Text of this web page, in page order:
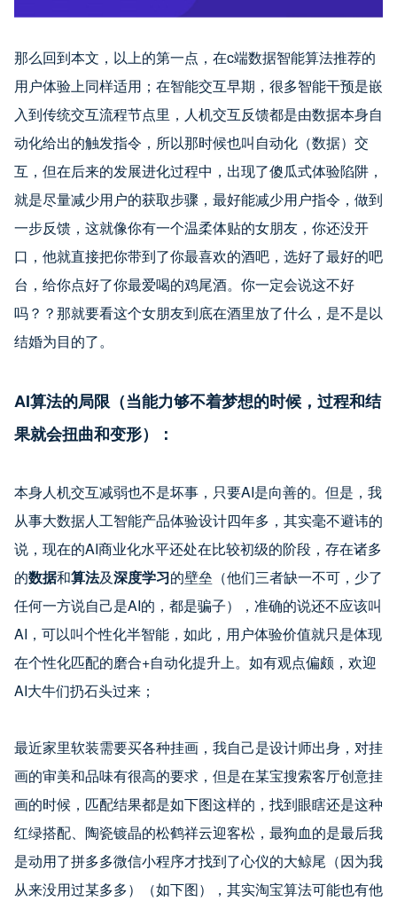
那么回到本文，以上的第一点，在c端数据智能算法推荐的
用户体验上同样适用；在智能交互早期，很多智能干预是嵌
入到传统交互流程节点里，人机交互反馈都是由数据本身自
动化给出的触发指令，所以那时候也叫自动化（数据）交
互，但在后来的发展进化过程中，出现了傻瓜式体验陷阱，
就是尽量减少用户的获取步骤，最好能减少用户指令，做到
一步反馈，这就像你有一个温柔体贴的女朋友，你还没开
口，他就直接把你带到了你最喜欢的酒吧，选好了最好的吧
台，给你点好了你最爱喝的鸡尾酒。你一定会说这不好
吗？？那就要看这个女朋友到底在酒里放了什么，是不是以
结婚为目的了。
AI算法的局限（当能力够不着梦想的时候，过程和结
果就会扭曲和变形）：
本身人机交互减弱也不是坏事，只要AI是向善的。但是，我
从事大数据人工智能产品体验设计四年多，其实毫不避讳的
说，现在的AI商业化水平还处在比较初级的阶段，存在诸多
的数据和算法及深度学习的壁垒（他们三者缺一不可，少了
任何一方说自己是AI的，都是骗子），准确的说还不应该叫
AI，可以叫个性化半智能，如此，用户体验价值就只是体现
在个性化匹配的磨合+自动化提升上。如有观点偏颇，欢迎
AI大牛们扔石头过来；
最近家里软装需要买各种挂画，我自己是设计师出身，对挂
画的审美和品味有很高的要求，但是在某宝搜索客厅创意挂
画的时候，匹配结果都是如下图这样的，找到眼瞎还是这种
红绿搭配、陶瓷镀晶的松鹤祥云迎客松，最狗血的是最后我
是动用了拼多多微信小程序才找到了心仪的大鲸尾（因为我
从来没用过某多多）（如下图），其实淘宝算法可能也有他